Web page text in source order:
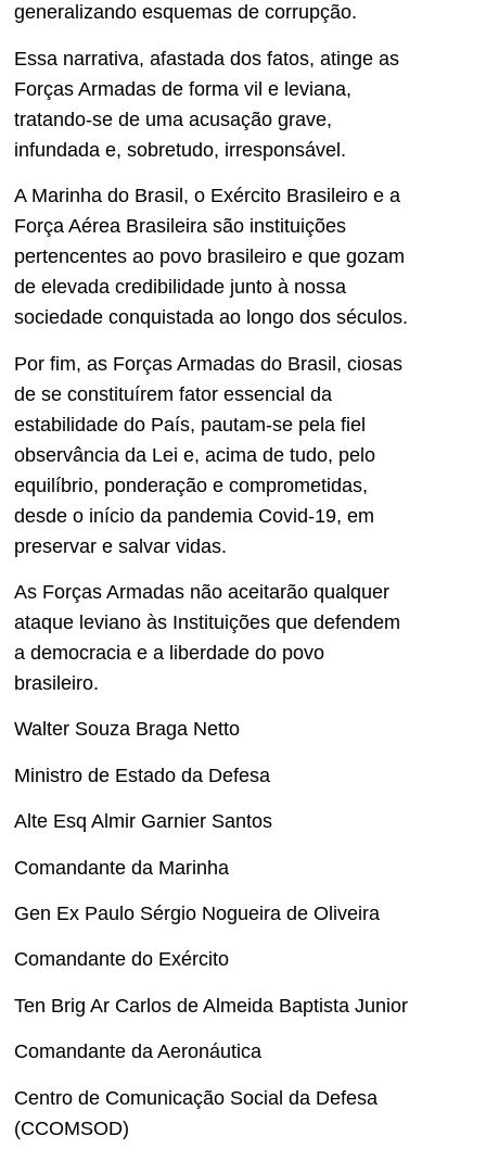
generalizando esquemas de corrupção.
Essa narrativa, afastada dos fatos, atinge as
Forças Armadas de forma vil e leviana,
tratando-se de uma acusação grave,
infundada e, sobretudo, irresponsável.
A Marinha do Brasil, o Exército Brasileiro e a
Força Aérea Brasileira são instituições
pertencentes ao povo brasileiro e que gozam
de elevada credibilidade junto à nossa
sociedade conquistada ao longo dos séculos.
Por fim, as Forças Armadas do Brasil, ciosas
de se constituírem fator essencial da
estabilidade do País, pautam-se pela fiel
observância da Lei e, acima de tudo, pelo
equilíbrio, ponderação e comprometidas,
desde o início da pandemia Covid-19, em
preservar e salvar vidas.
As Forças Armadas não aceitarão qualquer
ataque leviano às Instituições que defendem
a democracia e a liberdade do povo
brasileiro.
Walter Souza Braga Netto
Ministro de Estado da Defesa
Alte Esq Almir Garnier Santos
Comandante da Marinha
Gen Ex Paulo Sérgio Nogueira de Oliveira
Comandante do Exército
Ten Brig Ar Carlos de Almeida Baptista Junior
Comandante da Aeronáutica
Centro de Comunicação Social da Defesa
(CCOMSOD)